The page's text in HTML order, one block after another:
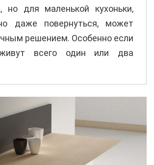
но для маленькой кухоньки,
даже повернуться, может
решением. Особенно если
всего один или два